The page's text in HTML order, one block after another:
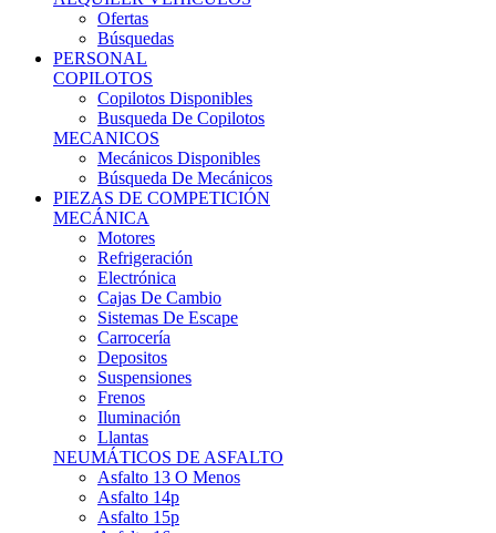
Sistemas De Escape
Carrocería
Depositos
Suspensiones
Frenos
Iluminación
Llantas
NEUMÁTICOS DE ASFALTO
Asfalto 13 O Menos
Asfalto 14p
Asfalto 15p
Asfalto 16p
Asfalto 17p
Asfalto >= 18p
NEUMÁTICOS DE TIERRA
Tierra 13 O Menos
Tierra 14p
Tierra >= 15p
Offroad Y 4x4
OTROS NEUMÁTICOS
Otros Tipos De Neumáticos
HABITACULO
Asiento Baquet
Arneses
Volantes
Pedales